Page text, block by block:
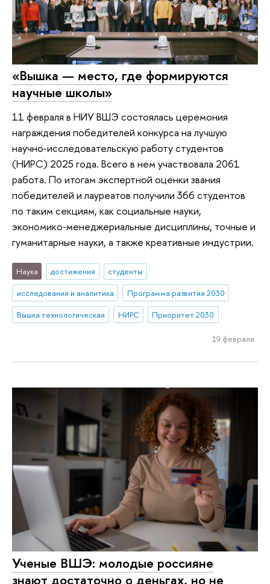
«Вышка — место, где формируются
научные школы»
11 февраля в НИУ ВШЭ состоялась церемония
награждения победителей конкурса на лучшую
научно‑исследовательскую работу студентов
(НИРС) 2025 года. Всего в нем участвовала 2061
работа. По итогам экспертной оценки звания
победителей и лауреатов получили 366 студентов
по таким секциям, как социальные науки,
экономико‑менеджериальные дисциплины, точные и
гуманитарные науки, а также креативные индустрии.
Наука достижения
студенты
исследования и аналитика
Программа развития 2030
Вышка технологическая
НИРС Приоритет 2030
19 февраля
Ученые ВШЭ: молодые россияне
знают достаточно о деньгах, но не